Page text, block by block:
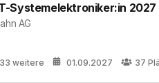
Systemelektroniker:in 2027
AG
weitere 01.09.2027 37